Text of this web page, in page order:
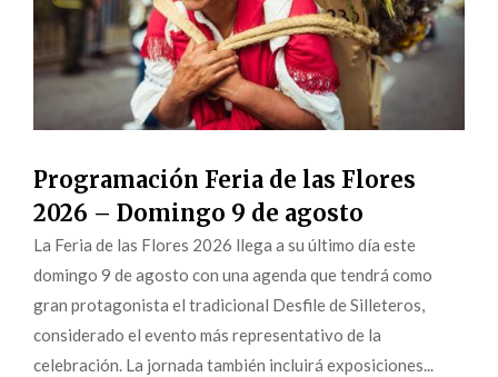
Programación Feria de las Flores
2026 – Domingo 9 de agosto
La Feria de las Flores 2026 llega a su último día este
domingo 9 de agosto con una agenda que tendrá como
gran protagonista el tradicional Desfile de Silleteros,
considerado el evento más representativo de la
celebración. La jornada también incluirá exposiciones...